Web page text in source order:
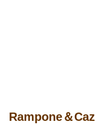
Rampone＆